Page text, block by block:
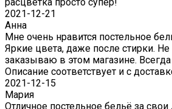
расцветка просто супер!
2021-12-21
Анна
Мне очень нравится постельное
Яркие цвета, даже после стирки.
заказываю в этом магазине. Всегда
Описание соответствует и с
2021-12-15
Мария
Отличное постельное бельё за